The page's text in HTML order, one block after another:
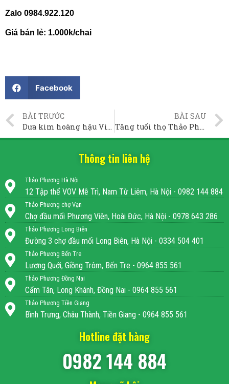
Zalo 0984.922.120
Giá bán lẻ: 1.000k/chai
Facebook
BÀI TRƯỚC
BÀI SAU
Thông tin liên hệ
Thảo Phương Hà Nội
12 Tập thể VOV Mễ Trì, Nam Từ Liêm, Hà Nội - 0982 144 884
Thảo Phương chợ Vạn
Chợ đầu mối Phương Viên, Hoài Đức, Hà Nội - 0978 643 286
Thảo Phương Long Biên
Đường 3 chợ đầu mối Long Biên, Hà Nội - 0334 504 401
Thảo Phương Bến Tre
Lương Quới, Giồng Trôm, Bến Tre - 0964 855 561
Thảo Phương Đồng Nai
Cẩm Tân, Long Khánh, Đồng Nai - 0964 855 561
Thảo Phương Tiền Giang
Bình Trưng, Châu Thành, Tiền Giang - 0964 855 561
Hotline đặt hàng
0982 144 884